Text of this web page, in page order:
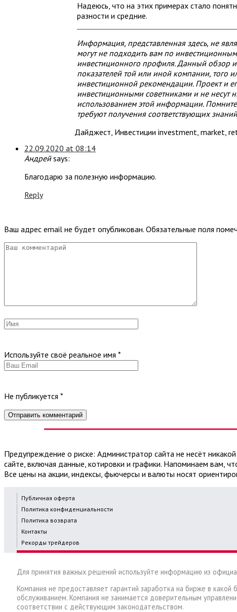
Надеюсь, что на этих примерах стало
разности и средние.
Информация, представленная здесь, не
могут не подходить вам по
инвестиционного профиля. Данный обзор
показателей той или иной компании, того
инвестиционной рекомендации. Проект и
инвестиционными советниками и не несут
использованием этой информации.
требуют получения соответствующих
Дайджест, Инвестиции investment, market,
22.09.2020 at 08:14
Андрей says:
Благодарю за полезную информацию.
Reply
Ваш адрес email не будет опубликован. Обязательные поля
Используйте своё реальное имя *
Не публикуется *
Предупреждение о риске: Администратор сайта не несёт
сайте, включая данные, котировки и графики. Напоминаем вам,
Все цены на акции, индексы, фьючерсы и валюты носят
Публичная оферта
Политика конфиденциальности
Политика возврата
Контакты
Рекорды трейдеров
Для принятия важных решений используйте информацию из
Компания не предоставляет гарантий заработка на бирже в
обслуживанием. Компания не занимается доверительным
соответствии с действующим законодательством.